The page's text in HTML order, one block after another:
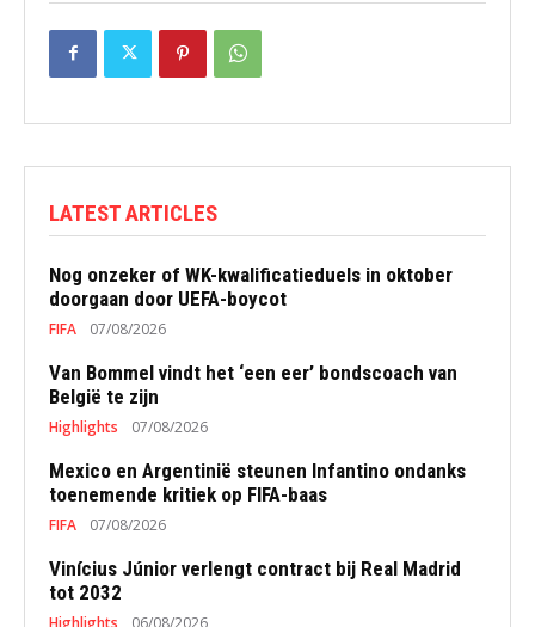
LATEST ARTICLES
Nog onzeker of WK-kwalificatieduels in oktober
doorgaan door UEFA-boycot
FIFA 07/08/2026
Van Bommel vindt het ‘een eer’ bondscoach van
België te zijn
Highlights 07/08/2026
Mexico en Argentinië steunen Infantino ondanks
toenemende kritiek op FIFA-baas
FIFA 07/08/2026
Vinícius Júnior verlengt contract bij Real Madrid
tot 2032
Highlights 06/08/2026